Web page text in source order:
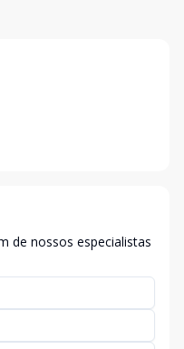
de nossos especialistas